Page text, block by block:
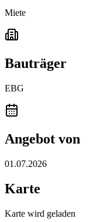
Miete
Bauträger
EBG
Angebot von
01.07.2026
Karte
Karte wird geladen